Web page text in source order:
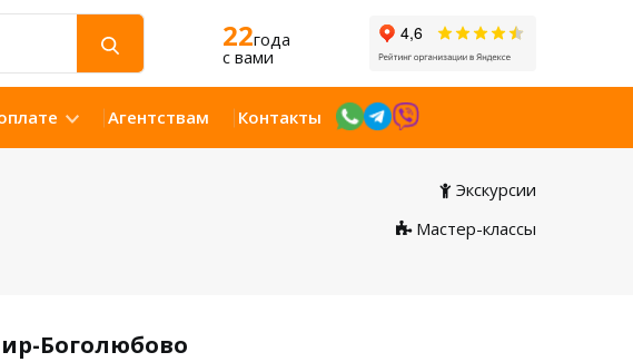
22года
c вами
Агентствам Контакты
Экскурсии
Мастер-классы
Боголюбово